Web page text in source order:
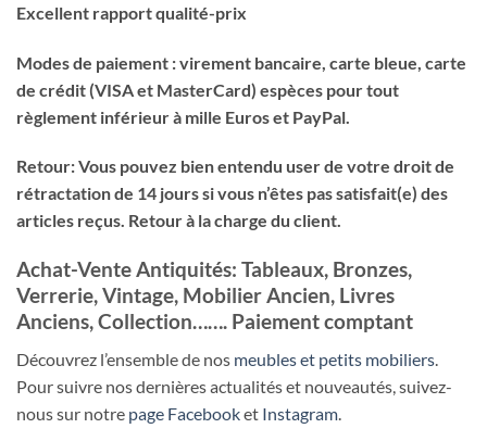
Excellent rapport qualité-prix
Modes de paiement : virement bancaire, carte bleue, carte
de crédit (VISA et MasterCard) espèces pour tout
règlement inférieur à mille Euros et PayPal.
Retour: Vous pouvez bien entendu user de votre droit de
rétractation de 14 jours si vous n’êtes pas satisfait(e) des
articles reçus. Retour à la charge du client.
Achat-Vente Antiquités: Tableaux, Bronzes,
Verrerie, Vintage, Mobilier Ancien, Livres
Anciens, Collection……. Paiement comptant
Découvrez l’ensemble de nos meubles et petits mobiliers
Pour suivre nos dernières actualités et nouveautés, suivez-
nous sur notre page Facebooket Instagram